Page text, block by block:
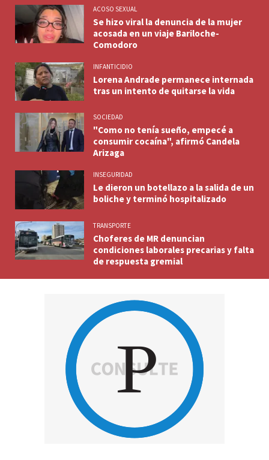
ACOSO SEXUAL
Se hizo viral la denuncia de la mujer
acosada en un viaje Bariloche-
Comodoro
INFANTICIDIO
Lorena Andrade permanece internada
tras un intento de quitarse la vida
SOCIEDAD
"Como no tenía sueño, empecé a
consumir cocaína", afirmó Candela
Arizaga
INSEGURIDAD
Le dieron un botellazo a la salida de un
boliche y terminó hospitalizado
TRANSPORTE
Choferes de MR denuncian
condiciones laborales precarias y falta
de respuesta gremial